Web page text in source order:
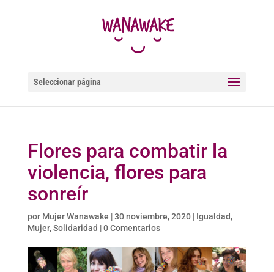
Seleccionar página
Flores para combatir la
violencia, flores para
sonreír
por Mujer Wanawake |30 noviembre, 2020| Igualdad,
Mujer,Solidaridad |0 Comentarios